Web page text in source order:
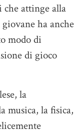
attinge alla
ha anche
modo di
di gioco
la
musica, la fisica,